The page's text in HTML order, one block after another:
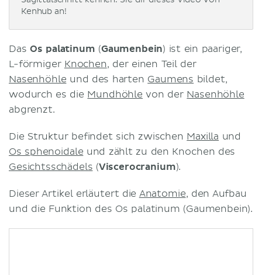
Kenhub an!
Das Os palatinum (Gaumenbein) ist ein paariger,
L-förmiger Knochen, der einen Teil der
Nasenhöhle und des harten Gaumens bildet,
wodurch es die Mundhöhle von der Nasenhöhle
abgrenzt.
Die Struktur befindet sich zwischen Maxilla und
Os sphenoidale und zählt zu den Knochen des
Gesichtsschädels (Viscerocranium).
Dieser Artikel erläutert die Anatomie, den Aufbau
und die Funktion des Os palatinum (Gaumenbein).